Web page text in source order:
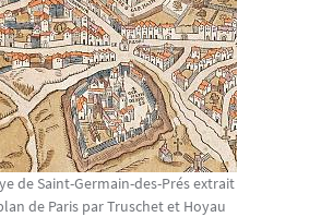
de Saint-Germain-des-Prés extrait
de Paris par Truschet et Hoyau